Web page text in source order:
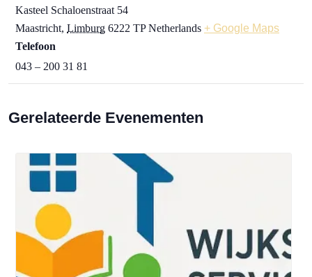
Kasteel Schaloenstraat 54
Maastricht, Limburg 6222 TP Netherlands + Google Maps
Telefoon
043 – 200 31 81
Gerelateerde Evenementen